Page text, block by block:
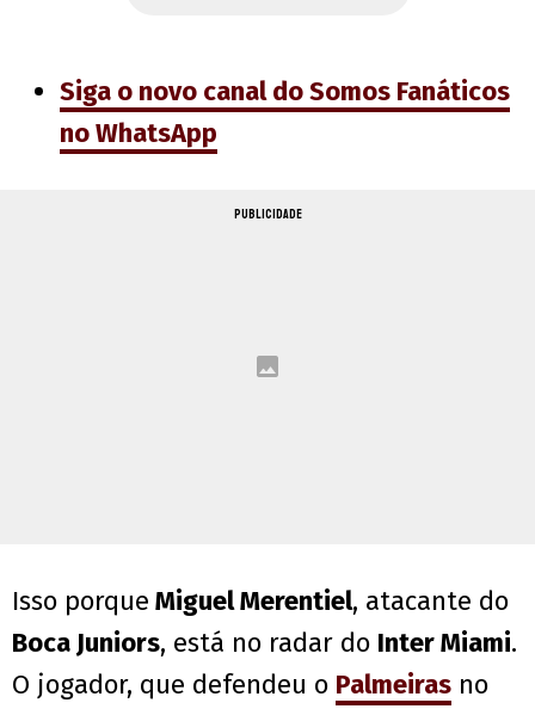
Siga o novo canal do Somos Fanáticos
no WhatsApp
PUBLICIDADE
Isso porque Miguel Merentiel, atacante do
Boca Juniors, está no radar do Inter Miami.
O jogador, que defendeu o Palmeiras no